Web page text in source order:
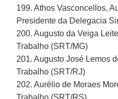
199. Athos Vasconcellos,
Presidente da Delegacia
200. Augusto da Veiga
Trabalho (SRT/MG)
201. Augusto José Lemos
Trabalho (SRT/RJ)
202. Aurélio de Moraes
Trabalho (SRT/RS)